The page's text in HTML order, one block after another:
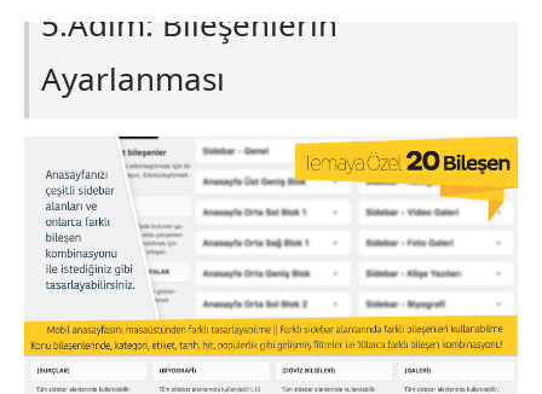
5.Adım: Bileşenlerin
Ayarlanması